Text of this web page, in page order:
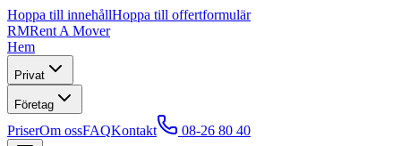
Hoppa till innehållHoppa till offertformulär
RMRent A Mover
Hem
Privat
Företag
PriserOm ossFAQKontakt 08-26 80 40